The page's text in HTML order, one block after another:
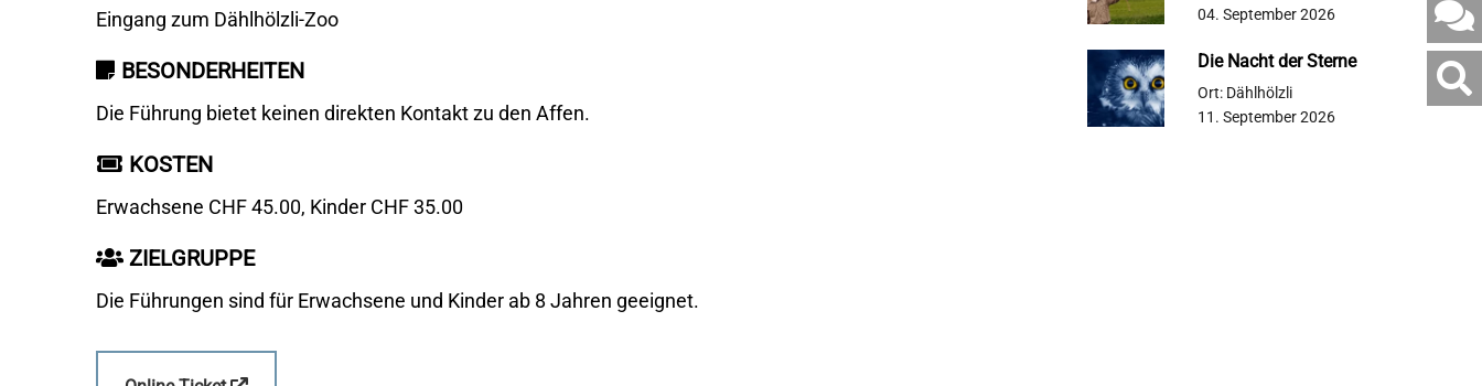
Eingang zum Dählhölzli-Zoo
BESONDERHEITEN
Die Führung bietet keinen direkten Kontakt zu den Affen.
KOSTEN
Erwachsene CHF 45.00, Kinder CHF 35.00
ZIELGRUPPE
Die Führungen sind für Erwachsene und Kinder ab 8 Jahren geeignet.
04. September 2026
Die Nacht der Sterne
Ort: Dählhölzli
11. September 2026